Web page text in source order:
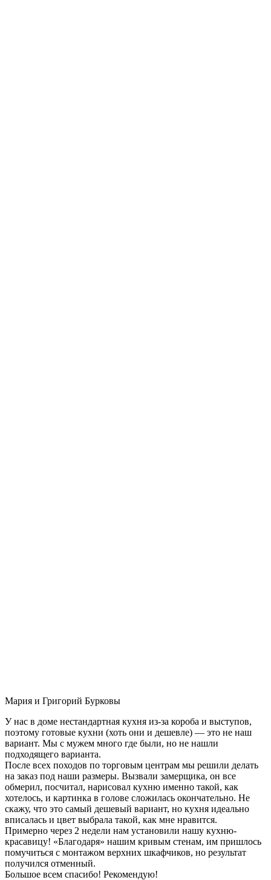
Мария и Григорий Бурковы
У нас в доме нестандартная кухня из-за короба и выступов,
поэтому готовые кухни (хоть они и дешевле) — это не наш
вариант. Мы с мужем много где были, но не нашли
подходящего варианта.
После всех походов по торговым центрам мы решили делать
на заказ под наши размеры. Вызвали замерщика, он все
обмерил, посчитал, нарисовал кухню именно такой, как
хотелось, и картинка в голове сложилась окончательно. Не
скажу, что это самый дешевый вариант, но кухня идеально
вписалась и цвет выбрала такой, как мне нравится.
Примерно через 2 недели нам установили нашу кухню-
красавицу! «Благодаря» нашим кривым стенам, им пришлось
помучиться с монтажом верхних шкафчиков, но результат
получился отменный.
Большое всем спасибо! Рекомендую!